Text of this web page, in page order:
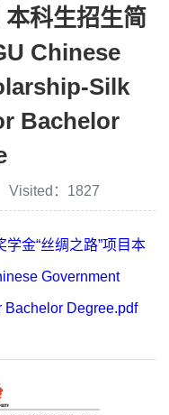
科生招生简
Chinese
Silk
Bachelor
： 1827
金“丝绸之路”项目本
Government
Bachelor Degree.pdf